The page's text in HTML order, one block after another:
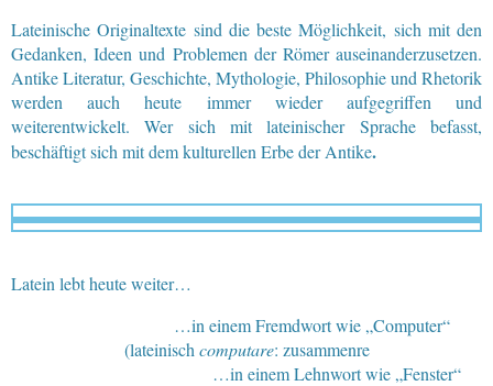
Lateinische Originaltexte sind die beste Möglichkeit, sich mit den
Gedanken, Ideen und Problemen der Römer auseinanderzusetzen.
Antike Literatur, Geschichte, Mythologie, Philosophie und Rhetorik
werden auch heute immer wieder aufgegriffen und
weiterentwickelt. Wer sich mit lateinischer Sprache befasst,
beschäftigt sich mit dem kulturellen Erbe der Antike.
Latein lebt heute weiter…
…in einem Fremdwort wie „Computer“
(lateinisch computare: zusammenre
…in einem Lehnwort wie „Fenster“